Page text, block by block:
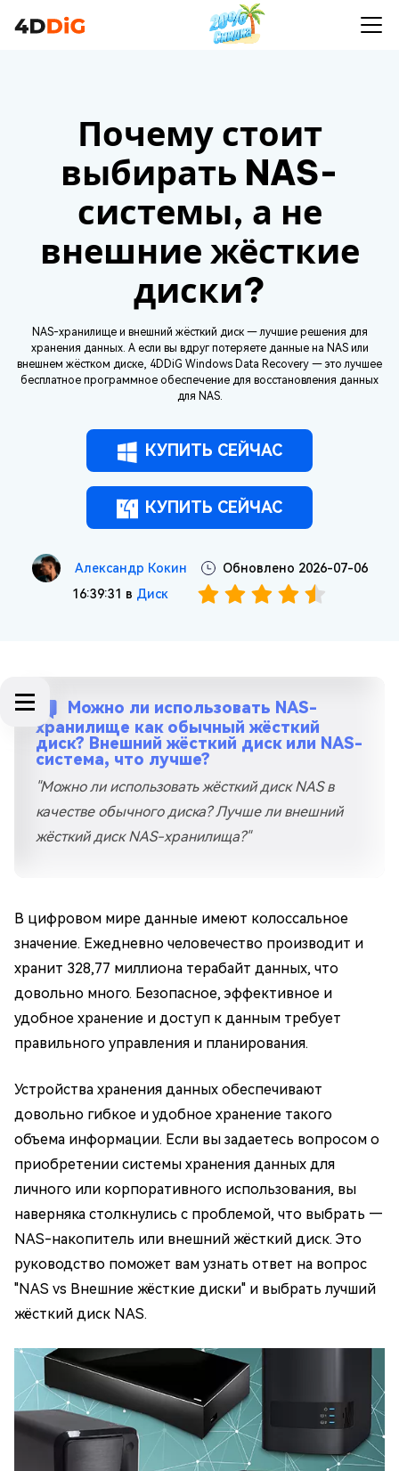
Почему стоит
выбирать NAS-
системы, а не
внешние жёсткие
диски?
NAS-хранилище и внешний жёсткий диск — лучшие решения для
хранения данных. А если вы вдруг потеряете данные на NAS или
внешнем жёстком диске, 4DDiG Windows Data Recovery — это лучшее
бесплатное программное обеспечение для восстановления данных
для NAS.
КУПИТЬ СЕЙЧАС
КУПИТЬ СЕЙЧАС
Александр Кокин
Обновлено 2026-07-06
16:39:31 в Диск
Можно ли использовать NAS-
хранилище как обычный жёсткий
диск? Внешний жёсткий диск или NAS-
система, что лучше?
"Можно ли использовать жёсткий диск NAS в
качестве обычного диска? Лучше ли внешний
жёсткий диск NAS-хранилища?"
В цифровом мире данные имеют колоссальное
значение. Ежедневно человечество производит и
хранит 328,77 миллиона терабайт данных, что
довольно много. Безопасное, эффективное и
удобное хранение и доступ к данным требует
правильного управления и планирования.
Устройства хранения данных обеспечивают
довольно гибкое и удобное хранение такого
объема информации. Если вы задаетесь вопросом о
приобретении системы хранения данных для
личного или корпоративного использования, вы
наверняка столкнулись с проблемой, что выбрать —
NAS-накопитель или внешний жёсткий диск. Это
руководство поможет вам узнать ответ на вопрос
"NAS vs Внешние жёсткие диски" и выбрать лучший
жёсткий диск NAS.